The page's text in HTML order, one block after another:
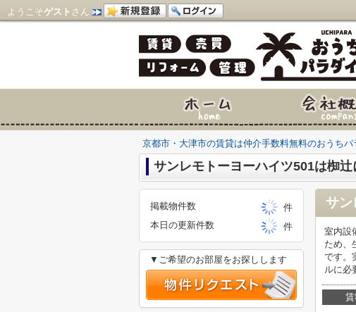
ようこそゲスト さん
京都市・大津市の賃貸は仲介手数料無料のおうち
サンレモトーヨーハイツ501は椥
サ
室内設
ため、
です。
ルに必
掲載物件数
件
本日の更新件数
件
▼ご希望のお部屋をお探しします